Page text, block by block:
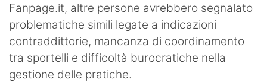
Fanpage.it, altre persone avrebbero segnalato
problematiche simili legate a indicazioni
contraddittorie, mancanza di coordinamento
tra sportelli e difficoltà burocratiche nella
gestione delle pratiche.